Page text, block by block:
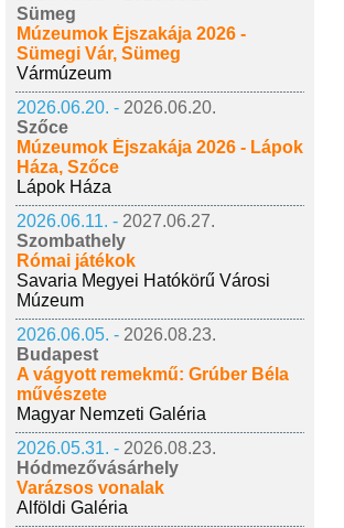
Sümeg
Múzeumok Éjszakája 2026 -
Sümegi Vár, Sümeg
Vármúzeum
2026.06.20. - 2026.06.20.
Szőce
Múzeumok Éjszakája 2026 - Lápok
Háza, Szőce
Lápok Háza
2026.06.11. - 2027.06.27.
Szombathely
Római játékok
Savaria Megyei Hatókörű Városi
Múzeum
2026.06.05. - 2026.08.23.
Budapest
A vágyott remekmű: Grúber Béla
művészete
Magyar Nemzeti Galéria
2026.05.31. - 2026.08.23.
Hódmezővásárhely
Varázsos vonalak
Alföldi Galéria